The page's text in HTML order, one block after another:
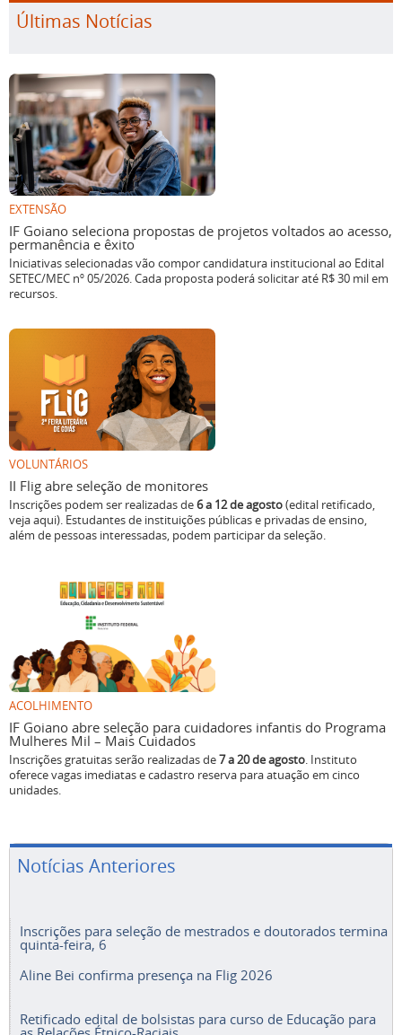
Últimas Notícias
EXTENSÃO
IF Goiano seleciona propostas de projetos voltados ao acesso,
permanência e êxito
Iniciativas selecionadas vão compor candidatura institucional ao Edital
SETEC/MEC nº 05/2026. Cada proposta poderá solicitar até R$ 30 mil em
recursos.
VOLUNTÁRIOS
II Flig abre seleção de monitores
Inscrições podem ser realizadas de6 a 12 de agosto(edital retificado,
veja aqui). Estudantes de instituições públicas e privadas de ensino,
além de pessoas interessadas, podem participar da seleção.
ACOLHIMENTO
IF Goiano abre seleção para cuidadores infantis do Programa
Mulheres Mil – Mais Cuidados
Inscrições gratuitas serão realizadas de7 a 20 de agosto. Instituto
oferece vagas imediatas e cadastro reserva para atuação em cinco
unidades.
Notícias Anteriores
Inscrições para seleção de mestrados e doutorados termina
quinta-feira, 6
Aline Bei confirma presença na Flig 2026
Retificado edital de bolsistas para curso de Educação para